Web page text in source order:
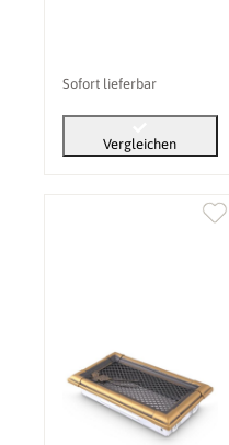
Sofort lieferbar
Vergleichen